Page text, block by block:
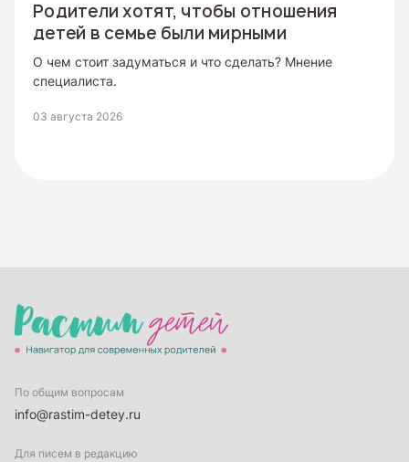
Родители хотят, чтобы отношения
детей в семье были мирными
О чем стоит задуматься и что сделать? Мнение
специалиста.
03 августа 2026
По общим вопросам
info@rastim-detey.ru
Для писем в редакцию